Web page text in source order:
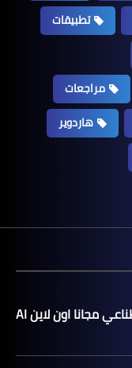
تطبيقات
مراجعات
هاردوير
إزالة الملابس بالذكاء الاصطناعي مجانا اون لاين AI